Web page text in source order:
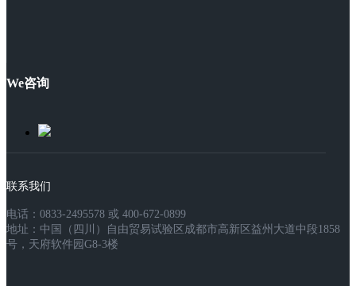
We咨询
联系我们
电话：0833-2495578 或 400-672-0899
地址：中国（四川）自由贸易试验区成都市高新区益州大道中段1858
号，天府软件园G8-3楼